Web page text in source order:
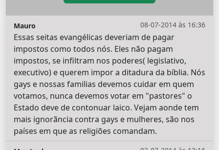
08-07-2014 às 16:36
Mauro
Essas seitas evangélicas deveriam de pagar
impostos como todos nós. Eles não pagam
impostos, se infiltram nos poderes( legislativo,
executivo) e querem impor a ditadura da bíblia. Nós
gays e nossas familias devemos cuidar em quem
votamos, nunca devemos votar em "pastores" o
Estado deve de contonuar laico. Vejam aonde tem
mais ignorãncia contra gays e mulheres, são nos
países em que as religiões comandam.